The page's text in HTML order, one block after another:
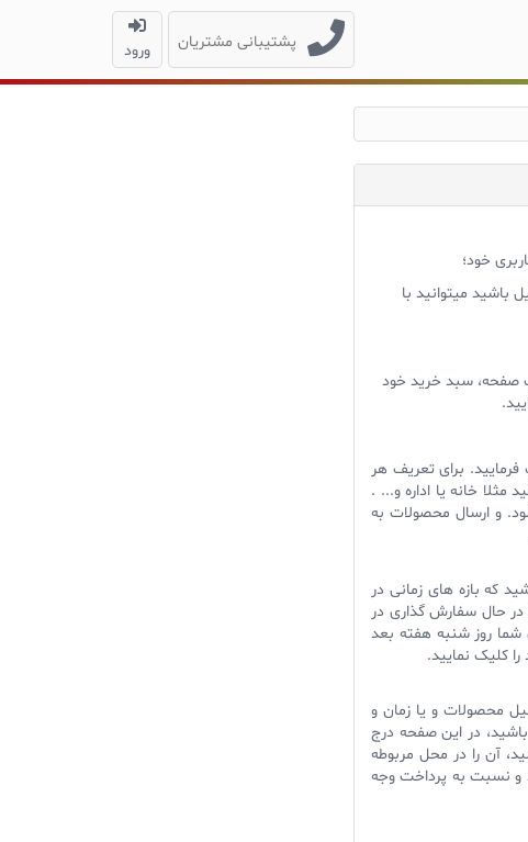
پشتیبانی مشتریان ورود
خود؛
میتوانید با
صفحه، سبد خرید خود
فرمایید. برای تعریف هر
خانه یا اداره و... .
و ارسال محصولات به
که بازه های زمانی در
حال سفارش گذاری در
شما روز شنبه هفته بعد
کلیک نمایید.
محصولات و یا زمان و
در این صفحه درج
آن را در محل مربوطه
و نسبت به پرداخت وجه